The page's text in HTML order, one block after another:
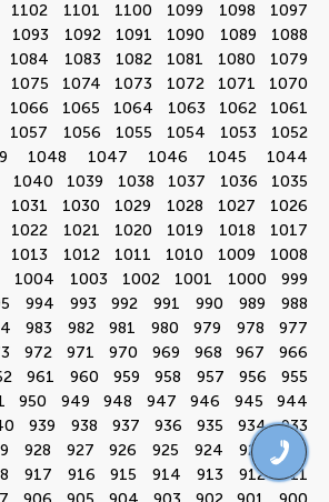
1102 1101 1100 1099 1098
1097
1093 1092 1091 1090 1089
1088
1084 1083 1082 1081 1080
1079
1075 1074 1073 1072 1071
1070
1066 1065 1064 1063 1062
1061
1057 1056 1055 1054 1053
1052
1048 1047 1046 1045
1044
1040 1039 1038 1037 1036
1035
1031 1030 1029 1028 1027
1026
1022 1021 1020 1019 1018
1017
1013 1012 1011 1010 1009
1008
1004 1003 1002 1001 1000
999
994 993 992 991 990 989
988
983 982 981 980 979 978
977
972 971 970 969 968 967
966
961 960 959 958 957 956
955
950 949 948 947 946 945
944
939 938 937 936 935 934
933
928 927 926 925 924 923
922
917 916 915 914 913 912
911